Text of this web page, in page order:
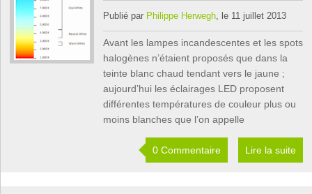
Publié par Philippe Herwegh, le 11 juillet 2013
Avant les lampes incandescentes et les spots
halogènes n’étaient proposés que dans la
teinte blanc chaud tendant vers le jaune ;
aujourd’hui les éclairages LED proposent
différentes températures de couleur plus ou
moins blanches que l’on appelle
0 Commentaire Lire la suite